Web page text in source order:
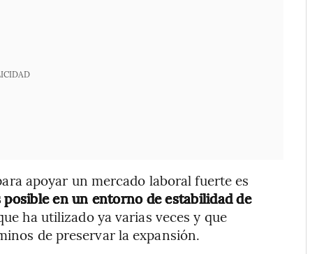
apoyar un mercado laboral fuerte es
posible en un entorno de estabilidad de
ha utilizado ya varias veces y que
de preservar la expansión.